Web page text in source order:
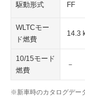
駆動形式 FF
WLTCモー
ド燃費
14.3
10/15モード
燃費
－
※新車時のカタログデー